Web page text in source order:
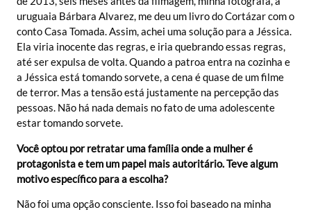
uruguaia Bárbara Alvarez, me deu um livro do Cortázar com o
conto Casa Tomada. Assim, achei uma solução para a Jéssica.
Ela viria inocente das regras, e iria quebrando essas regras,
até ser expulsa de volta. Quando a patroa entra na cozinha e
a Jéssica está tomando sorvete, a cena é quase de um filme
de terror. Mas a tensão está justamente na percepção das
pessoas. Não há nada demais no fato de uma adolescente
estar tomando sorvete.
Você optou por retratar uma família onde a mulher é
protagonista e tem um papel mais autoritário. Teve algum
motivo específico para a escolha?
Não foi uma opção consciente. Isso foi baseado na minha